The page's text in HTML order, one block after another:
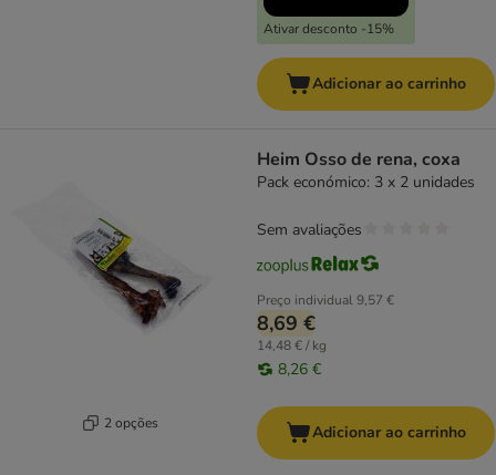
Ativar desconto -15%
Adicionar ao carrinho
2 opções
Heim Osso de rena, coxa
Pack económico: 3 x 2 unidades
Preço individual9,57 €
8,69 €
14,48 € / kg
8,26 €
Sem avaliações
Adicionar ao carrinho